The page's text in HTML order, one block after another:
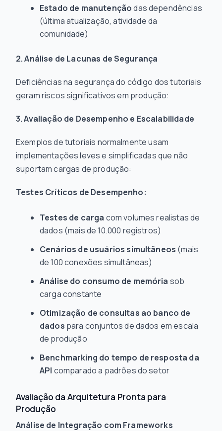
Estado de manutençãodas dependências
(última atualização, atividade da
comunidade)
2. Análise de Lacunas de Segurança
Deficiências na segurança do código dos tutoriais
geram riscos significativos em produção:
3. Avaliação de Desempenho e Escalabilidade
Exemplos de tutoriais normalmente usam
implementações leves e simplificadas que não
suportam cargas de produção:
Testes Críticos de Desempenho:
Testes de carga com volumes realistas de
dados (mais de 10.000 registros)
Cenários de usuários simultâneos (mais
de 100 conexões simultâneas)
Análise do consumo de memória sob
carga constante
Otimização de consultas ao banco de
dados para conjuntos de dados em escala
de produção
Benchmarking do tempo de resposta da
API comparado a padrões do setor
Avaliação da Arquitetura Pronta para
Produção
Análise de Integração com Frameworks